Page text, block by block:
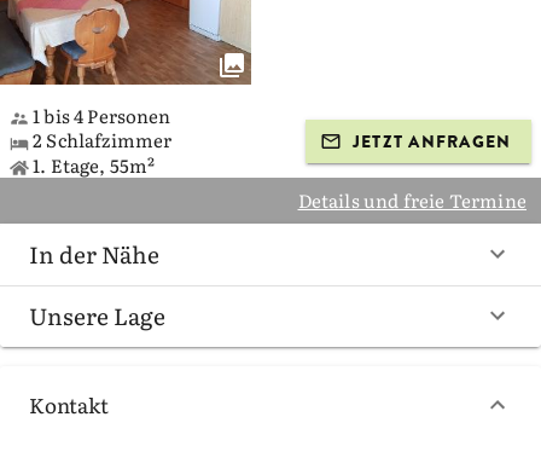
1 bis 4 Personen
2 Schlafzimmer
1. Etage, 55m²
JETZT ANFRAGEN
Details und freie Termine
In der Nähe
Unsere Lage
Kontakt